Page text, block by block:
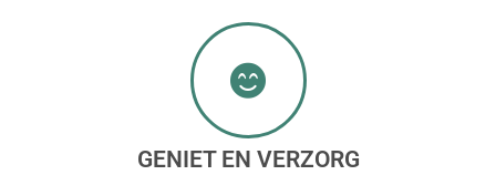
GENIET EN VERZORG